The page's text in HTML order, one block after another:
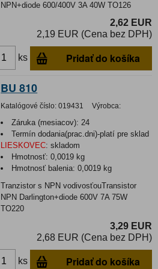
NPN+diode 600/400V 3A 40W TO126
2,62 EUR
2,19 EUR (Cena bez DPH)
ks Pridať do košíka
BU 810
Katalógové číslo: 019431 Výrobca:
Záruka (mesiacov): 24
Termín dodania(prac.dni)-platí pre sklad
LIESKOVEC: skladom
Hmotnosť:0,0019 kg
Hmotnosť balenia:0,0019 kg
Tranzistor s NPN vodivosťouTransistor
NPN Darlington+diode 600V 7A 75W
TO220
3,29 EUR
2,68 EUR (Cena bez DPH)
ks Pridať do košíka